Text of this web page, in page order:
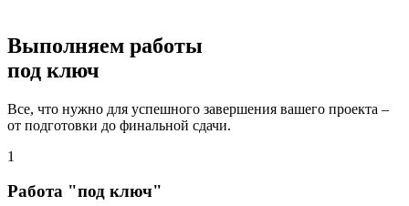
Выполняем работы
под ключ
Все, что нужно для успешного завершения вашего проекта –
от подготовки до финальной сдачи.
1
Работа "под ключ"